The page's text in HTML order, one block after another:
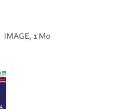
IMAGE, 1 Mo